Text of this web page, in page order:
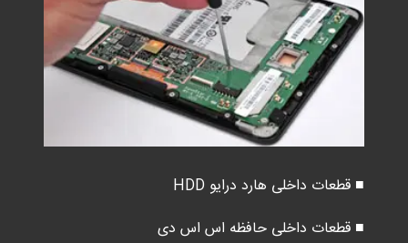
■ قطعات داخلی هارد درایو HDD
■ قطعات داخلی حافظه اس اس دی